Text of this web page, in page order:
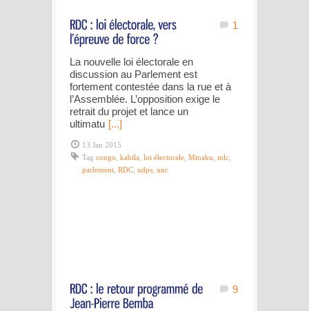
1
La nouvelle loi électorale en
discussion au Parlement est
fortement contestée dans la rue et à
l’Assemblée. L’opposition exige le
retrait du projet et lance un
ultimatu [...]
13 Jan 2015
Tag congo kabila loi électorale Minaku mlc
parlement RDC udps unc
9